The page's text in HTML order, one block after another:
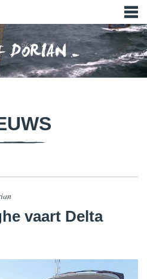
vaart Delta